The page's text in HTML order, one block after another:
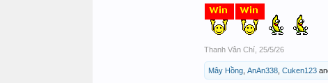
Thanh Vân Chí 25/5/26
Mây Hồng AnAn338 Cuken123